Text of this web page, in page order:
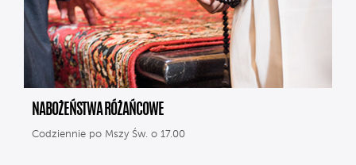
NABOŻEŃSTWA RÓŻAŃCOWE
Codziennie po Mszy Św. o 17.00